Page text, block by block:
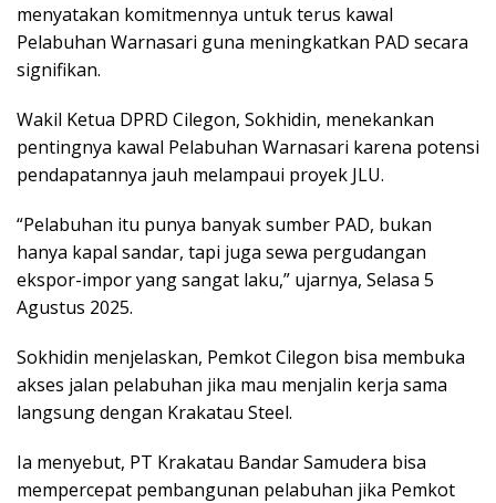
menyatakan komitmennya untuk terus kawal
Pelabuhan Warnasari guna meningkatkan PAD secara
signifikan.
Wakil Ketua DPRD Cilegon, Sokhidin, menekankan
pentingnya kawal Pelabuhan Warnasari karena potensi
pendapatannya jauh melampaui proyek JLU.
“Pelabuhan itu punya banyak sumber PAD, bukan
hanya kapal sandar, tapi juga sewa pergudangan
ekspor-impor yang sangat laku,” ujarnya, Selasa 5
Agustus 2025.
Sokhidin menjelaskan, Pemkot Cilegon bisa membuka
akses jalan pelabuhan jika mau menjalin kerja sama
langsung dengan Krakatau Steel.
Ia menyebut, PT Krakatau Bandar Samudera bisa
mempercepat pembangunan pelabuhan jika Pemkot